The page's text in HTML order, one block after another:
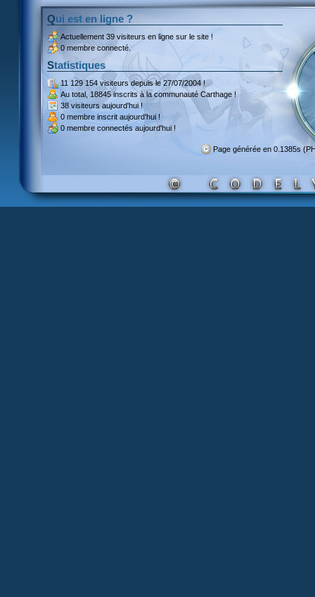
Qui est en ligne ?
Actuellement 39 visiteurs en ligne sur le site !
0 membre connecté.
Statistiques
11 129 154 visiteursdepuis le 27/07/2004 !
Au total, 18845 inscritsà la communauté Carthage !
38 visiteurs aujourd'hui !
0 membre inscrit aujourd'hui !
0 membre connectés aujourd'hui !
Page générée en 0.1385s